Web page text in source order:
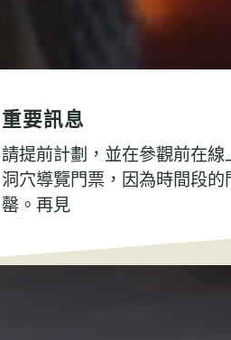
重要訊息
請提前計劃，並在參觀前在線
洞穴導覽門票，因為時間段的
罄。再見